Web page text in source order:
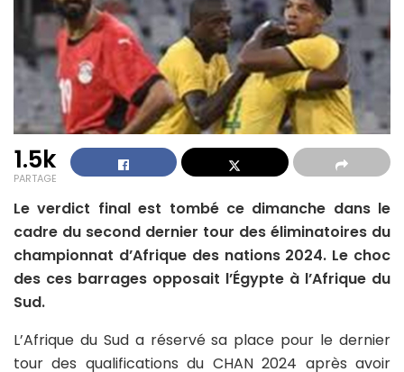
1.5k
PARTAGE
Le verdict final est tombé ce dimanche dans le
cadre du second dernier tour des éliminatoires du
championnat d’Afrique des nations 2024. Le choc
des ces barrages opposait l’Égypte à l’Afrique du
Sud.
L’Afrique du Sud a réservé sa place pour le dernier
tour des qualifications du CHAN 2024 après avoir